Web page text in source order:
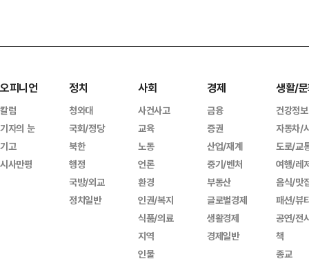
오피니언
칼럼
기자의 눈
기고
시사만평
정치
청와대
국회/정당
북한
행정
국방/외교
정치일반
사회
사건사고
교육
노동
언론
환경
인권/복지
식품/의료
지역
인물
경제
금융
증권
산업/재계
중기/벤처
부동산
글로벌경제
생활경제
경제일반
생활/
건강정보
자동차/
도로/교
여행/레
음식/맛
패션/뷰
공연/전
책
종교